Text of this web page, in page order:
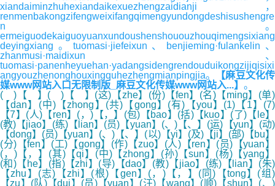
xiandaiminzhuhexiandaikexuezhengzaidianji，
renmenbakongzifengweixifangqimengyundongdeshisushengre
n。
ermeiguodekaiguoyuanxundoushenshououzhouqimengsixiang
deyingxiang。tuomasi·jiefeixun、benjieming·fulankelin、
zhanmusi·maidixun、
tuomasi·panenheyuehan·yadangsidengrendouduikongzijiqisixi
angyouzhenonghouxingquhezhengmianpingjia。
【麻豆文化传
媒www网站入口无限制版_麻豆文化传媒www网站入...】 。
( )【 】( )【 】(这)【zhe】(份)【fen】(名)【ming】(单)
【dan】(中)【zhong】(共)【gong】(有)【you】(1)【1】(7)
【7】(人)【ren】(，)【，】(包)【bao】(括)【kuo】(了)【le】
(教)【jiao】(练)【lian】(员)【yuan】(、)【、】(运)【yun】(动)
【dong】(员)【yuan】(、)【、】(以)【yi】(及)【ji】(部)【bu】
(分)【fen】(工)【gong】(作)【zuo】(人)【ren】(员)【yuan】
(，)【，】(其)【qi】(中)【zhong】(孙)【sun】(杨)【yang】
(和)【he】(指)【zhi】(导)【dao】(教)【jiao】(练)【lian】(朱)
【zhu】(志)【zhi】(根)【gen】(，)【，】(同)【tong】(组)
【zu】(队)【dui】(员)【yuan】(汪)【wang】(顺)【shun】(、)